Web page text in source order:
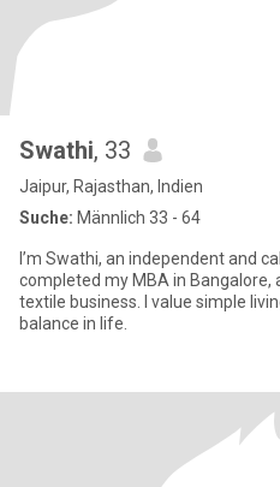
Swathi, 33
Jaipur, Rajasthan, Indien
Suche: Männlich 33 - 64
I’m Swathi, an independent and
completed my MBA in Bangalore,
textile business. I value simple
balance in life.